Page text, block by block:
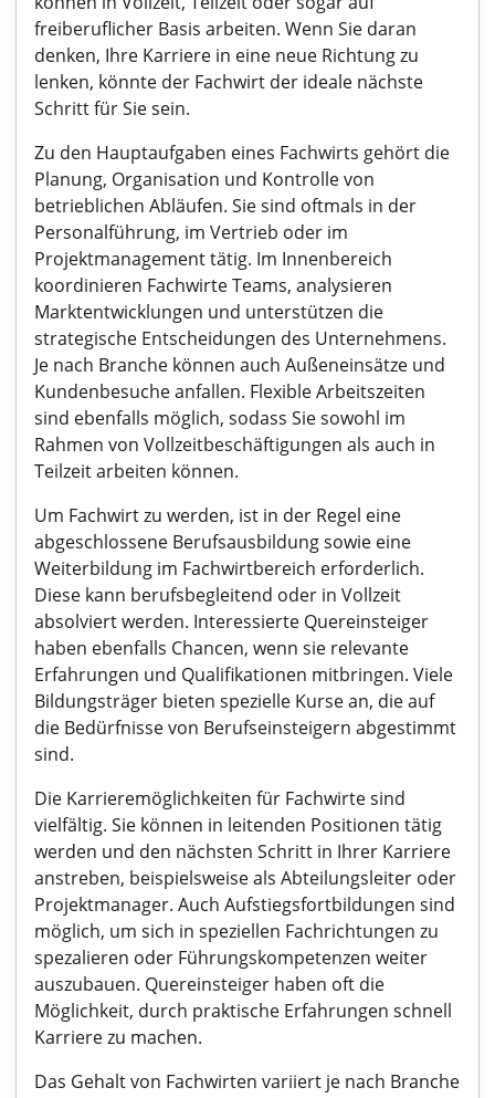
freiberuflicher Basis arbeiten. Wenn Sie daran
denken, Ihre Karriere in eine neue Richtung zu
lenken, könnte der Fachwirt der ideale nächste
Schritt für Sie sein.
Zu den Hauptaufgaben eines Fachwirts gehört die
Planung, Organisation und Kontrolle von
betrieblichen Abläufen. Sie sind oftmals in der
Personalführung, im Vertrieb oder im
Projektmanagement tätig. Im Innenbereich
koordinieren Fachwirte Teams, analysieren
Marktentwicklungen und unterstützen die
strategische Entscheidungen des Unternehmens.
Je nach Branche können auch Außeneinsätze und
Kundenbesuche anfallen. Flexible Arbeitszeiten
sind ebenfalls möglich, sodass Sie sowohl im
Rahmen von Vollzeitbeschäftigungen als auch in
Teilzeit arbeiten können.
Um Fachwirt zu werden, ist in der Regel eine
abgeschlossene Berufsausbildung sowie eine
Weiterbildung im Fachwirtbereich erforderlich.
Diese kann berufsbegleitend oder in Vollzeit
absolviert werden. Interessierte Quereinsteiger
haben ebenfalls Chancen, wenn sie relevante
Erfahrungen und Qualifikationen mitbringen. Viele
Bildungsträger bieten spezielle Kurse an, die auf
die Bedürfnisse von Berufseinsteigern abgestimmt
sind.
Die Karrieremöglichkeiten für Fachwirte sind
vielfältig. Sie können in leitenden Positionen tätig
werden und den nächsten Schritt in Ihrer Karriere
anstreben, beispielsweise als Abteilungsleiter oder
Projektmanager. Auch Aufstiegsfortbildungen sind
möglich, um sich in speziellen Fachrichtungen zu
spezalieren oder Führungskompetenzen weiter
auszubauen. Quereinsteiger haben oft die
Möglichkeit, durch praktische Erfahrungen schnell
Karriere zu machen.
Das Gehalt von Fachwirten variiert je nach Branche